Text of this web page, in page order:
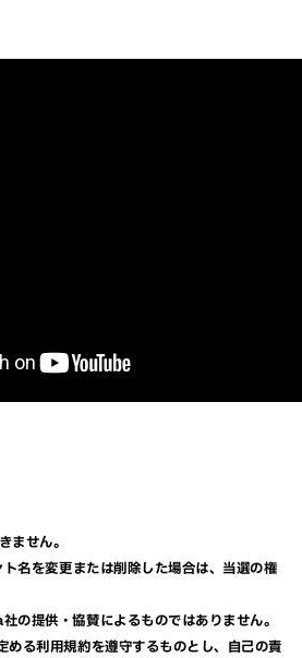
ません。
名を変更または削除した場合は、当選の権
の提供・協賛によるものではありません。
る利用規約を遵守するものとし、自己の責